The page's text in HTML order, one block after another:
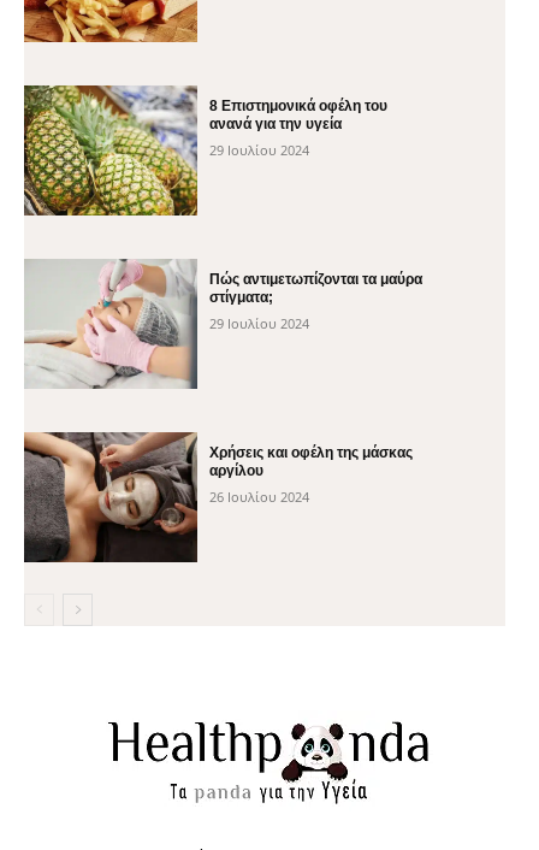
8 Επιστημονικά οφέλη του
ανανά για την υγεία
29 Ιουλίου 2024
Πώς αντιμετωπίζονται τα μαύρα
στίγματα;
29 Ιουλίου 2024
Χρήσεις και οφέλη της μάσκας
αργίλου
26 Ιουλίου 2024